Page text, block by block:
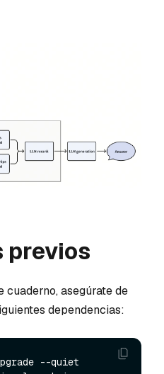
previos
cuaderno, asegúrate de
dependencias:
--quiet